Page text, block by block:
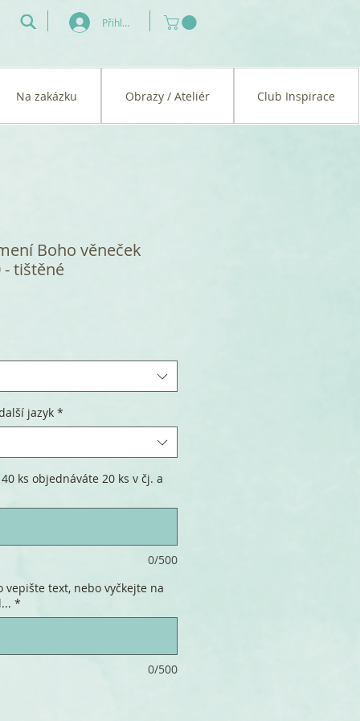
Přihlásit se
Na zakázku Obrazy / Ateliér Club Inspirace
Boho věneček
- tištěné
jazyk *
ks objednáváte 20 ks v čj. a
0/500
vepište text, nebo vyčkejte na
*
0/500